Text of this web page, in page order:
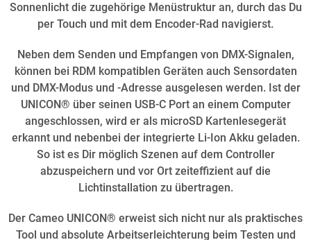
Sonnenlicht die zugehörige Menüstruktur an, durch das Du
per Touch und mit dem Encoder-Rad navigierst.
Neben dem Senden und Empfangen von DMX-Signalen,
können bei RDM kompatiblen Geräten auch Sensordaten
und DMX-Modus und -Adresse ausgelesen werden. Ist der
UNICON® über seinen USB-C Port an einem Computer
angeschlossen, wird er als microSD Kartenlesegerät
erkannt und nebenbei der integrierte Li-Ion Akku geladen.
So ist es Dir möglich Szenen auf dem Controller
abzuspeichern und vor Ort zeiteffizient auf die
Lichtinstallation zu übertragen.
Der Cameo UNICON® erweist sich nicht nur als praktisches
Tool und absolute Arbeitserleichterung beim Testen und